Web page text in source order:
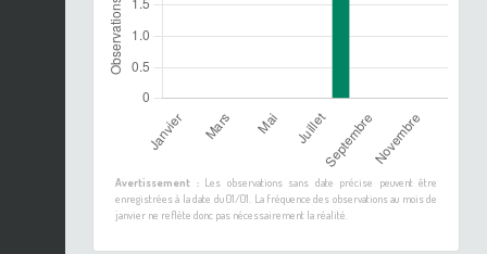
Avertissement :Les observations sans date précise peuvent être
enregistrées à la date du 01/01. La fréquence des observations au mois de
janvier ne reflète donc pas nécessairement la réalité.